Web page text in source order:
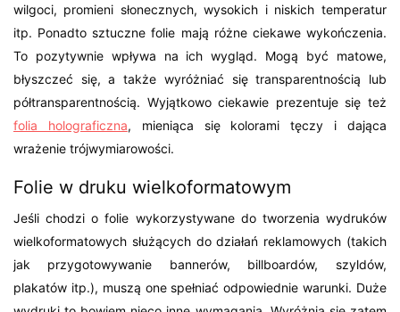
wilgoci, promieni słonecznych, wysokich i niskich temperatur
itp. Ponadto sztuczne folie mają różne ciekawe wykończenia.
To pozytywnie wpływa na ich wygląd. Mogą być matowe,
błyszczeć się, a także wyróżniać się transparentnością lub
półtransparentnością. Wyjątkowo ciekawie prezentuje się też
folia holograficzna, mieniąca się kolorami tęczy i dająca
wrażenie trójwymiarowości.
Folie w druku wielkoformatowym
Jeśli chodzi o folie wykorzystywane do tworzenia wydruków
wielkoformatowych służących do działań reklamowych (takich
jak przygotowywanie bannerów, billboardów, szyldów,
plakatów itp.), muszą one spełniać odpowiednie warunki. Duże